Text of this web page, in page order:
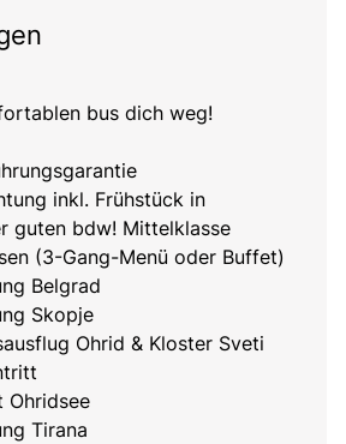
bus dich weg!
inkl. Frühstück in
guten bdw! Mittelklasse
(3-Gang-Menü oder Buffet)
Belgrad
Skopje
Ohrid & Kloster Sveti
Ohridsee
Tirana